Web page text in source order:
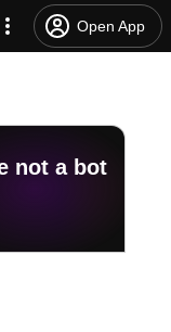
Open App
not a bot